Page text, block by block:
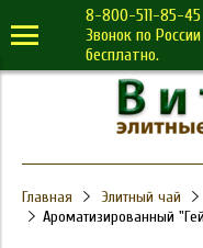
8-800-511-85-45
Звонок по России
бесплатно.
Главная Элитный чай
Ароматизированный